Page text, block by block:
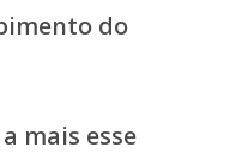
do
mais esse